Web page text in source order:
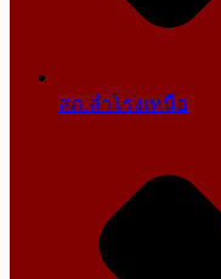
สภ.สำโรงเหนือ